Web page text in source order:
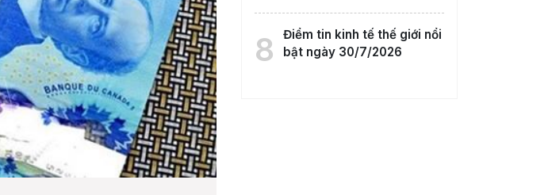
8
Điểm tin kinh tế thế giới nổi
bật ngày 30/7/2026